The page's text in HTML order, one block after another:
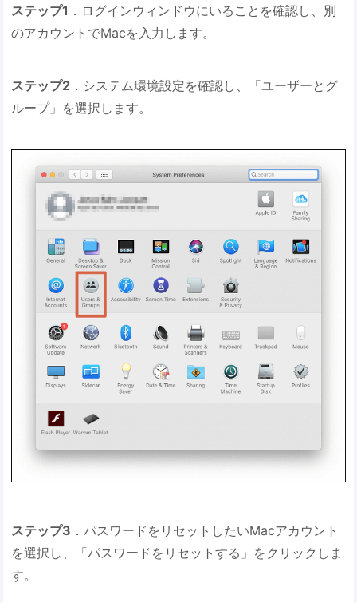
ステップ1 ．ログインウィンドウにいることを確認し、別
のアカウントでMacを入力します。
ステップ2 ．システム環境設定を確認し、「ユーザーとグ
ループ」を選択します。
ステップ3 ．パスワードをリセットしたいMacアカウント
を選択し、「パスワードをリセットする」をクリックしま
す。